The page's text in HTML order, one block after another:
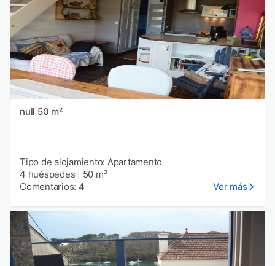
null 50 m²
Tipo de alojamiento: Apartamento
4 huéspedes
50 m²
Comentarios: 4
Ver más